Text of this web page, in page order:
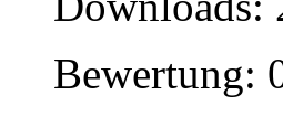
Bewertung: